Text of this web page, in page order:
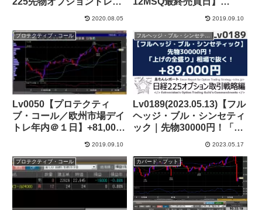
2020.08.05 2019.09.10
プロテクティブ・コール
Lv0050【プロテクティ
ブ・コール／欧州市場デイ
トレ年内＠１日】+81,000
2019.09.10
フルヘッジ・ブル・シンセティック
Lv0189(2023.05.13)【フル
ヘッジ・ブル・シンセティ
ック｜先物30000円！「上
2023.05.17
プロテクティブ・コール カバード・プット